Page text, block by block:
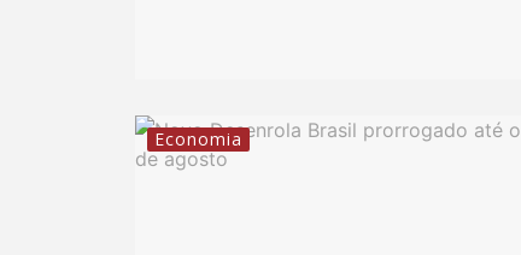
Economia